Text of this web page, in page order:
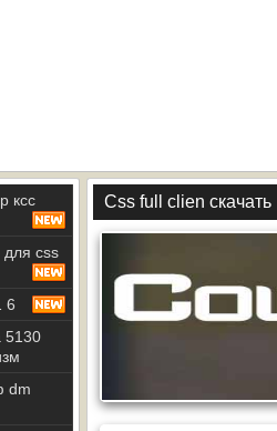
ксс
для css
6
5130
dm
Css full clien скачать